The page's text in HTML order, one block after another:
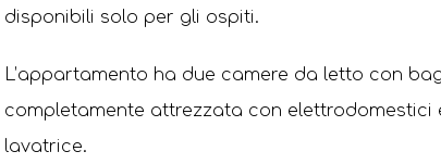
disponibili solo per gli ospiti.
L’appartamento ha due camere da letto con
completamente attrezzata con elettrodomestici
lavatrice.